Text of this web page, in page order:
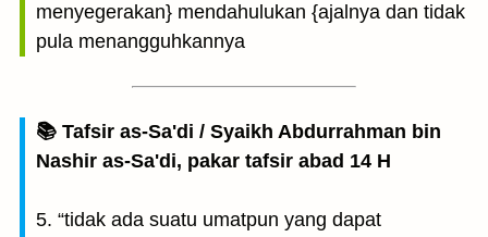
menyegerakan} mendahulukan {ajalnya dan tidak
pula menangguhkannya
📚 Tafsir as-Sa'di / Syaikh Abdurrahman bin
Nashir as-Sa'di, pakar tafsir abad 14 H
5. “tidak ada suatu umatpun yang dapat